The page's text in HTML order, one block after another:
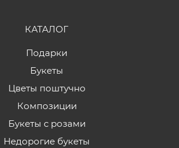
КАТАЛОГ
Подарки
Букеты
Цветы поштучно
Композиции
Букеты с розами
Недорогие букеты